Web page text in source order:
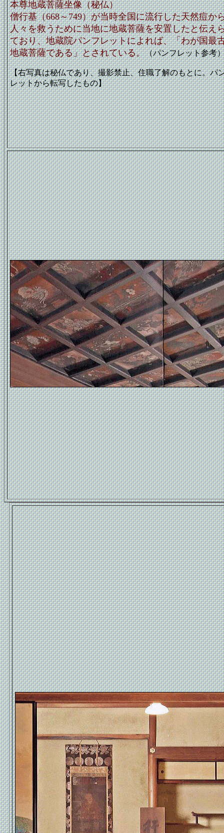
本尊地蔵菩薩坐像（秘仏）
僧行基（668～749）が当時全国に流行した天然痘か
人々を救うために当地に地蔵菩薩を安置したと伝え
ており、地蔵院パンフレットによれば、「わが国最
地蔵菩薩である」とされている。（パンフレット参考
【右写真は秘仏であり、撮影禁止、住職了解のもとに。パ
レットから転写したもの】